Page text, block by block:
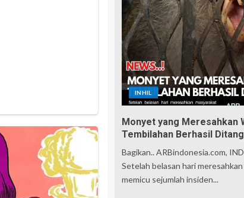
INHIL
Monyet yang Meresahkan
Tembilahan Berhasil
Bagikan.. ARBindonesia.com,
Setelah belasan hari
memicu sejumlah insiden...